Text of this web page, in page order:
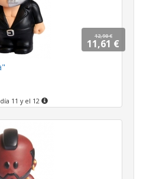
12,90 €
11,61 €
11 y el 12